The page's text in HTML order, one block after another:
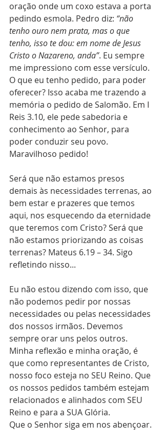
oração onde um coxo estava a porta
pedindo esmola. Pedro diz: “não
tenho ouro nem prata, mas o que
tenho, isso te dou: em nome de Jesus
Cristo o Nazareno, anda”. Eu sempre
me impressiono com esse versículo.
O que eu tenho pedido, para poder
oferecer? Isso acaba me trazendo a
memória o pedido de Salomão. Em I
Reis 3.10, ele pede sabedoria e
conhecimento ao Senhor, para
poder conduzir seu povo.
Maravilhoso pedido!
Será que não estamos presos
demais às necessidades terrenas, ao
bem estar e prazeres que temos
aqui, nos esquecendo da eternidade
que teremos com Cristo? Será que
não estamos priorizando as coisas
terrenas? Mateus 6.19 – 34. Sigo
refletindo nisso...
Eu não estou dizendo com isso, que
não podemos pedir por nossas
necessidades ou pelas necessidades
dos nossos irmãos. Devemos
sempre orar uns pelos outros.
Minha reflexão e minha oração, é
que como representantes de Cristo,
nosso foco esteja no SEU Reino. Que
os nossos pedidos também estejam
relacionados e alinhados com SEU
Reino e para a SUA Glória.
Que o Senhor siga em nos abençoar.